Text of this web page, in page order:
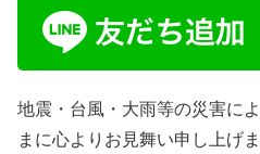
地震・台風・大雨等の災害に
まに心よりお見舞い申し上げ